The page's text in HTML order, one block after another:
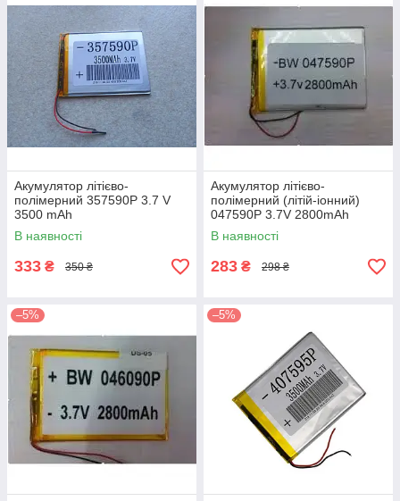
Акумулятор літієво-
полімерний 357590P 3.7 V
3500 mAh
В наявності
333 ₴ 350 ₴
Акумулятор літієво-
полімерний (літій-іонний)
047590P 3.7V 2800mAh
В наявності
283 ₴ 298 ₴
–5% –5%